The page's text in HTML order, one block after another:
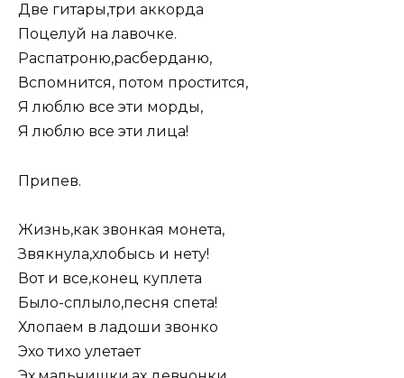
Две гитары,три аккорда
Поцелуй на лавочке.
Распатроню,расберданю,
Вспомнится, потом простится,
Я люблю все эти морды,
Я люблю все эти лица!
Припев.
Жизнь,как звонкая монета,
Звякнула,хлобысь и нету!
Вот и все,конец куплета
Было-сплыло,песня спета!
Хлопаем в ладоши звонко
Эхо тихо улетает